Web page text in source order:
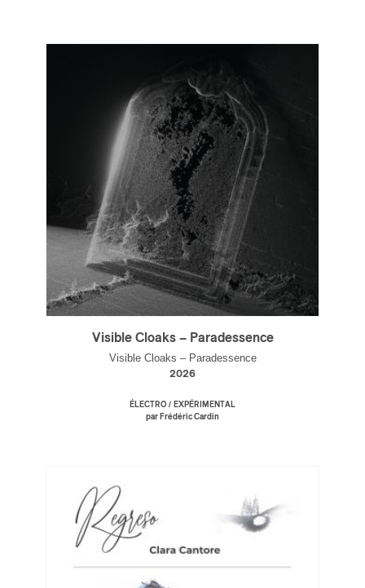
Visible Cloaks – Paradessence
Visible Cloaks – Paradessence
2026
ÉLECTRO / EXPÉRIMENTAL
par Frédéric Cardin